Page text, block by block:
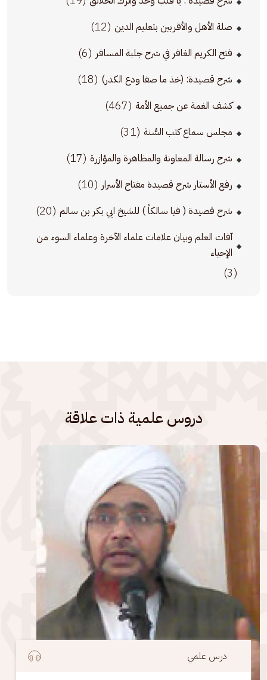
صلة الأهل والأقربين بتعليم الدين (12)
فتح الكريم الغافر في شرح جلبة المسافر (6)
شرح قصيدة: (خذ ما صفا ودع الكدر) (18)
كشف الغمة عن جميع الأمة (467)
مجلس سماع كتب السُّنة (31)
شرح رسالة المعاونة والمظاهرة والمؤازرة (17)
رفع الأستار شرح قصيدة مفتاح الأسرار (10)
شرح قصيدة ( فيا سالكاً ) للشيخ ابي بكر بن سالم (20)
آفات العلم وبيان علامات علماء الآخرة وعلماء السوء من
الإحياء
(3)
دروس علمية ذات علاقة
الصورة
درس علمي